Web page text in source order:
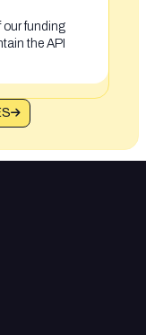
our funding
the API